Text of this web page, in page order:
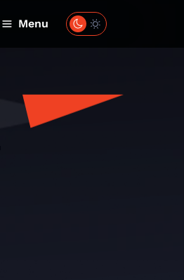
Menu